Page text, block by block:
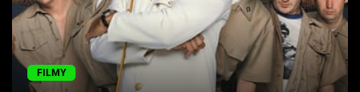
Hry
Cool Esport
FILMY